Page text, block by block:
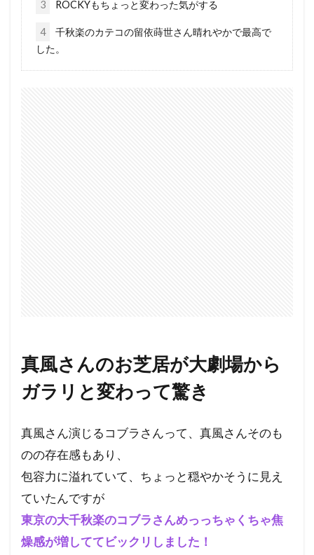
3 ROCKYもちょっと変わった気がする
4
千秋楽のカテコの留依蒔世さん晴れやかで最高で
した。
真風さんのお芝居が大劇場から
ガラリと変わって驚き
真風さん演じるコブラさんって、真風さんそのも
のの存在感もあり、
包容力に溢れていて、ちょっと穏やかそうに見え
ていたんですが
東京の大千秋楽のコブラさんめっっちゃくちゃ焦
燥感が増しててビックリしました！